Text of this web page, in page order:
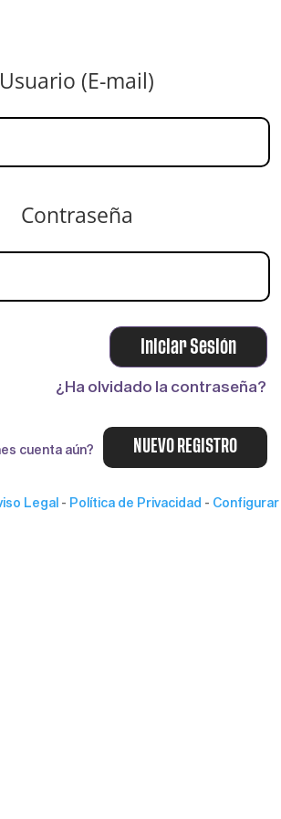
Usuario (E-mail)
Contraseña
¿Ha olvidado la contraseña?
NUEVO REGISTRO
cuenta aún?
Legal - Política de Privacidad - Configurar